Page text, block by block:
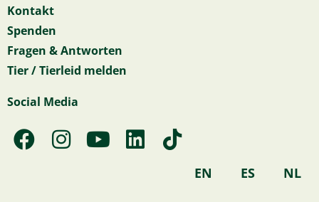
Kontakt
Spenden
Fragen & Antworten
Tier / Tierleid melden
Social Media
F
a
I
n
Y
o
L
i
T
i
EN ES NL